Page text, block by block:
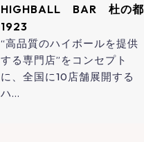
HIGHBALL BAR 杜の都
1923
“高品質のハイボールを提供
する専門店”をコンセプト
に、全国に10店舗展開する
ハ…